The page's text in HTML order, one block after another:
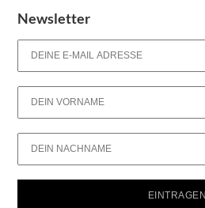
Newsletter